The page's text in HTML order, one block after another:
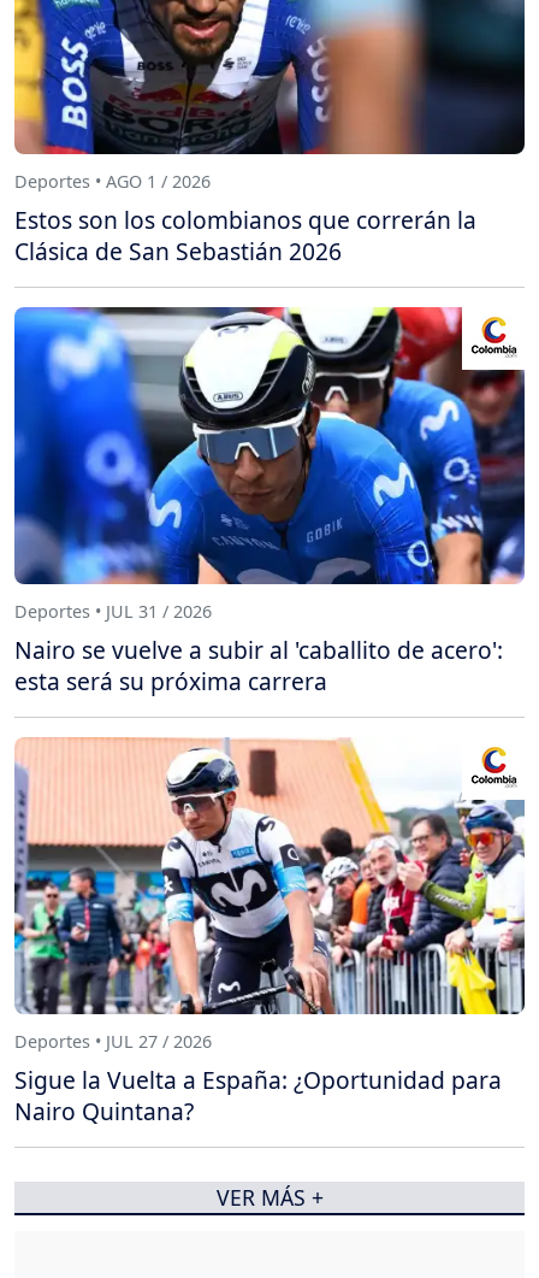
Deportes • AGO 1 / 2026
Estos son los colombianos que correrán la
Clásica de San Sebastián 2026
Deportes • JUL 31 / 2026
Nairo se vuelve a subir al 'caballito de acero':
esta será su próxima carrera
Deportes • JUL 27 / 2026
Sigue la Vuelta a España: ¿Oportunidad para
Nairo Quintana?
VER MÁS +